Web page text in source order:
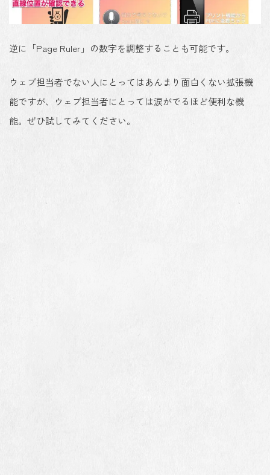
逆に「Page Ruler」の数字を調整することも可能です。
ウェブ担当者でない人にとってはあんまり面白くない拡張機
能ですが、ウェブ担当者にとっては涙がでるほど便利な機
能。ぜひ試してみてください。